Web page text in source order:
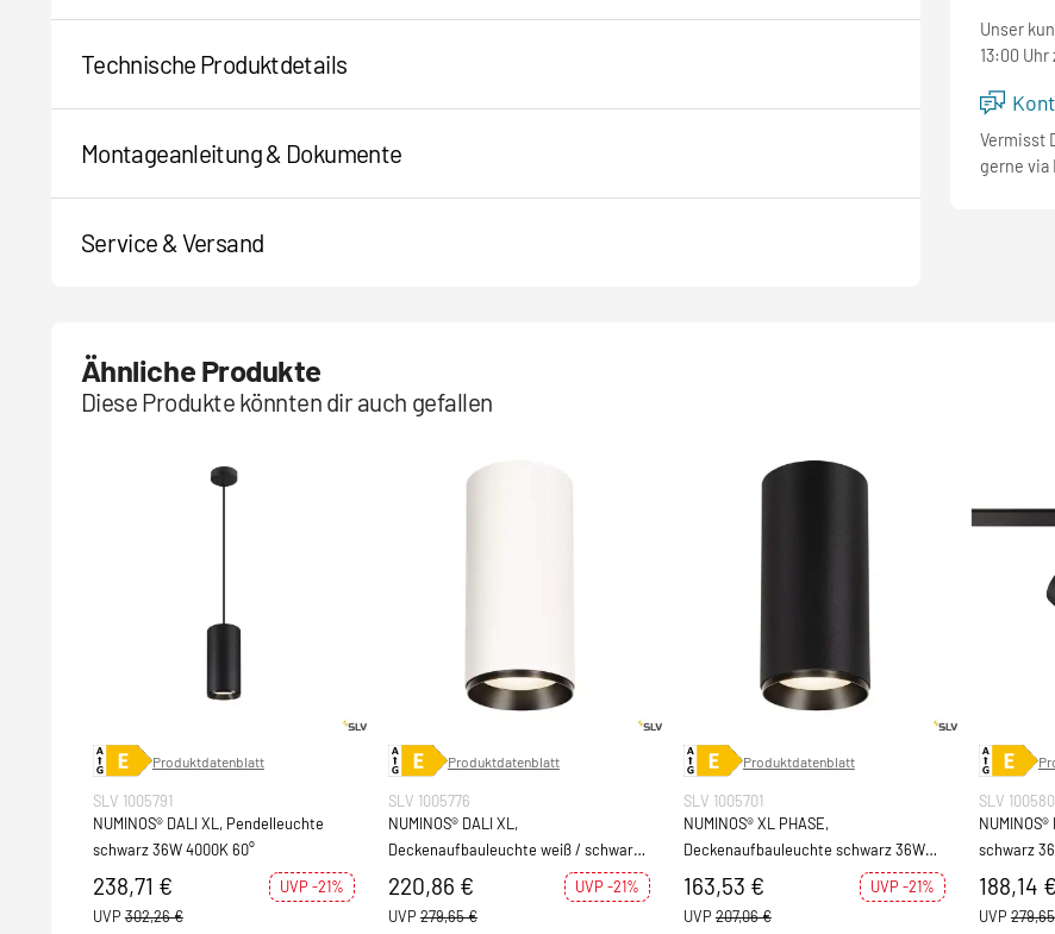
Technische Produktdetails
Montageanleitung & Dokumente
Service & Versand
Unser
13:00
Vermisst
gerne via
Ähnliche Produkte
Diese Produkte könnten dir auch gefallen
Produktdatenblatt
SLV 1005791
NUMINOS® DALI XL, Pendelleuchte
schwarz 36W 4000K 60°
238,71 €
UVP -21%
UVP 302,26 €
Produktdatenblatt
SLV 1005776
NUMINOS® DALI XL,
Deckenaufbauleuchte weiß / schwarz
36W 4000K 60°
220,86 €
UVP -21%
UVP 279,65 €
Produktdatenblatt
SLV 1005701
NUMINOS® XL PHASE,
Deckenaufbauleuchte schwarz 36W
4000K 60°
163,53 €
UVP -21%
UVP 207,06 €
SLV
schwarz
188,14 €
UVP